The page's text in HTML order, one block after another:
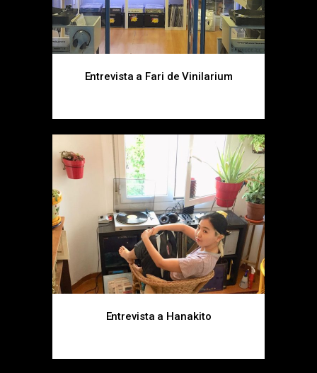
Entrevista a Fari de Vinilarium
Entrevista a Hanakito